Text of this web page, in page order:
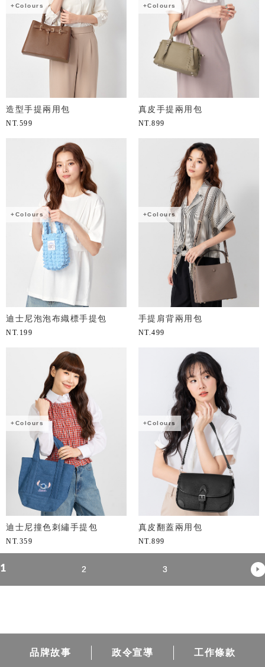
+Colours
造型手提兩用包
NT. 599
+Colours
真皮手提兩用包
NT.899
+Colours
迪士尼泡泡布織標手提包
NT. 199
+Colours
手提肩背兩用包
NT. 499
+Colours
迪士尼撞色刺繡手提包
NT. 359
+Colours
真皮翻蓋兩用包
NT. 899
1 2 3
品牌故事 政令宣導 工作條款